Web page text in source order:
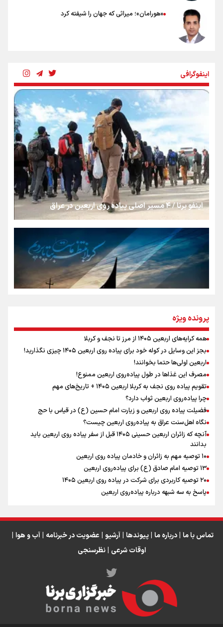
«هورامان»؛ میراثی که جهان را شیفته کرد
رسانه ملی و حق مردم برای شنیدن صدای رئیس‌جمهوری
روایت ایران از کنار مردم
از طلوع خیابان‌ها تا غروب اشک
جمله‌ای که بغض چهارماهه را شکست؛ «آهای مردم، آقا از
تهران رفتند»
سه حسرتی که به دلم ماند
نگاه تمدنی رهبر شهید به فضای مجازی
رابطه کارگر و کارفرما در اندیشه رهبر شهید: از تضاد به
زوجیت
اینفوگرافی
اینفو برنا / ۴ مسیر اصلی پیاده روی اربعین در عراق
اینفو برنا / توصیه‌هایی طلایی برای پیاده روی اربعین
اینفو برنا / جدول کامل فاصله مرز شلمچه تا شهرهای زیارتی
عراق
اینفو برنا/ میزان مالیات بر ارزش افزوده چقدر است؟
پرونده ویژه
همه کرایه‌های اربعین ۱۴۰۵ از مرز تا نجف و کربلا
بجز این وسایل در کوله خود برای پیاده روی اربعین ۱۴۰۵ چیزی نگذارید!
اربعین اولی‌ها حتما بخوانند!
مصرف این غذاها در طول پیاده‌روی اربعین ممنوع!
تقویم پیاده روی نجف به کربلا اربعین ۱۴۰۵ + تاریخ‌های مهم
چرا پیاده‌روی اربعین ثواب دارد؟
فضیلت پیاده روی اربعین و زیارت امام حسین (ع) در قیاس با حج
نگاه اهل‌سنت عراق به پیاده‌روی اربعین چیست؟
آنچه که زائران اربعین حسینی ۱۴۰۵ قبل از سفر پیاده روی اربعین باید
بدانند
۱۰ توصیه مهم به زائران و خادمان پیاده روی اربعین
۱۳ توصیه امام صادق (ع) برای پیاده‌روی اربعین
۲۰ توصیه کاربردی برای شرکت در پیاده روی اربعین ۱۴۰۵
پاسخ به سه‌ شبهه درباره پیاده‌روی اربعین
تماس با ما | درباره ما | پیوندها | آرشیو | عضویت در خبرنامه | آب و هوا |
اوقات شرعی | نظرسنجی